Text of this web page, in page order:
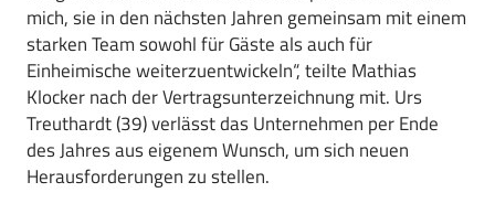
mich, sie in den nächsten Jahren gemeinsam mit einem
starken Team sowohl für Gäste als auch für
Einheimische weiterzuentwickeln“, teilte Mathias
Klocker nach der Vertragsunterzeichnung mit. Urs
Treuthardt (39) verlässt das Unternehmen per Ende
des Jahres aus eigenem Wunsch, um sich neuen
Herausforderungen zu stellen.